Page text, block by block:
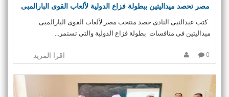
مصر تحصد ميداليتين ببطولة فزاع الدولية لألعاب القوى البارالمبى
كتب عبدالنبى النادى حصد منتخب مصر لألعاب القوى البارالمبى
ميداليتين فى منافسات بطولة فزاع الدولية والتى تستمر...
اقرا المزيد 0